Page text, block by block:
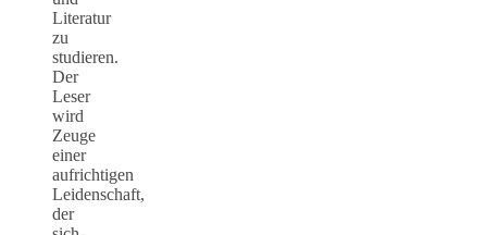
Literatur
zu
studieren.
Der
Leser
wird
Zeuge
einer
aufrichtigen
Leidenschaft,
der